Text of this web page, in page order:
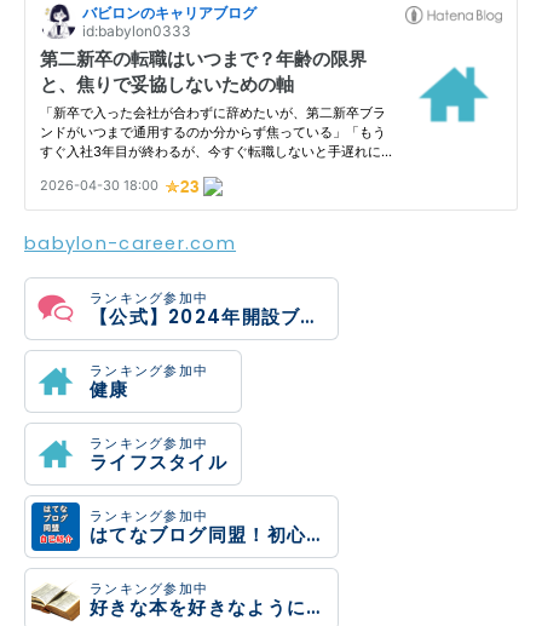
babylon-career.com
ランキング参加中
【公式】2024年開設ブログ
ランキング参加中
健康
ランキング参加中
ライフスタイル
ランキング参加中
はてなブログ同盟！初心者歓迎・なんでもOK！日記・雑記10・20・30・40・50・60代
ランキング参加中
好きな本を好きなように語ろう！